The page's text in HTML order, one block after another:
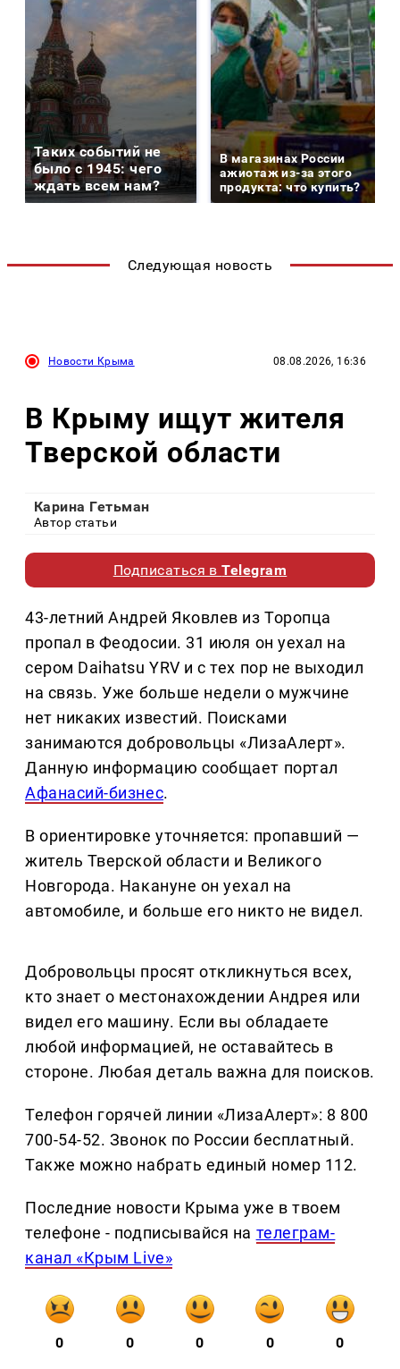
Таких событий не
было с 1945: чего
ждать всем нам?
В магазинах России
ажиотаж из-за этого
продукта: что купить?
Следующая новость
Новости Крыма 08.08.2026, 16:36
В Крыму ищут жителя
Тверской области
Карина Гетьман
Автор статьи
Подписаться вTelegram
43-летний Андрей Яковлев из Торопца
пропал в Феодосии. 31 июля он уехал на
сером Daihatsu YRV и с тех пор не выходил
на связь. Уже больше недели о мужчине
нет никаких известий. Поисками
занимаются добровольцы «ЛизаАлерт».
Данную информацию сообщает портал
Афанасий-бизнес.
В ориентировке уточняется: пропавший —
житель Тверской области и Великого
Новгорода. Накануне он уехал на
автомобиле, и больше его никто не видел.
Добровольцы просят откликнуться всех,
кто знает о местонахождении Андрея или
видел его машину. Если вы обладаете
любой информацией, не оставайтесь в
стороне. Любая деталь важна для поисков.
Телефон горячей линии «ЛизаАлерт»: 8 800
700-54-52. Звонок по России бесплатный.
Также можно набрать единый номер 112.
Последние новости Крыма уже в твоем
телефоне - подписывайся на телеграм-
канал «Крым Live»
0 0 0 0 0